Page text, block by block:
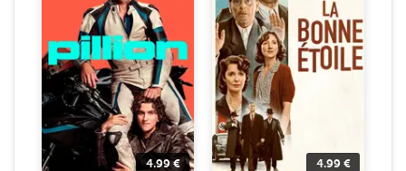
4.99€ 4.99 €